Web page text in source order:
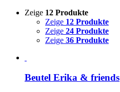
Zeige 12 Produkte
Zeige 12 Produkte
Zeige 24 Produkte
Zeige 36 Produkte
Beutel Erika & friends